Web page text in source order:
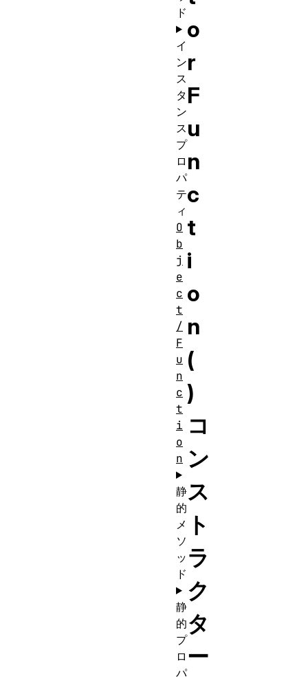
o
r
F
u
n
c
t
i
o
n
(
)
コ
ン
ス
ト
ラ
ク
タ
ー
ド
イ
ン
ス
タ
ン
ス
プ
ロ
パ
テ
ィ
O
b
j
e
c
t
/
F
u
n
c
t
i
o
n
静
的
メ
ソ
ッ
ド
静
的
プ
ロ
パ